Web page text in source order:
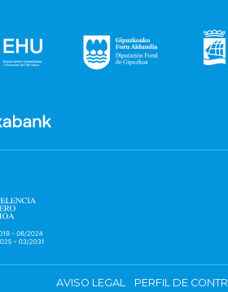
AVISO LEGAL PERFIL DE